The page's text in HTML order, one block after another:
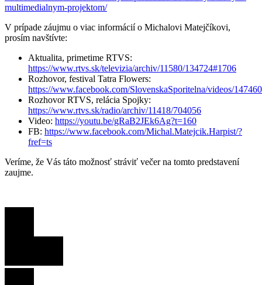
multimedialnym-projektom/
V prípade záujmu o viac informácií o Michalovi Matejčíkovi,
prosím navštívte:
Aktualita, primetime RTVS:
https://www.rtvs.sk/televizia/archiv/11580/134724#1706
Rozhovor, festival Tatra Flowers:
https://www.facebook.com/SlovenskaSporitelna/videos/
Rozhovor RTVS, relácia Spojky:
https://www.rtvs.sk/radio/archiv/11418/704056
Video: https://youtu.be/gRaB2JEk6Ag?t=160
FB: https://www.facebook.com/Michal.Matejcik.Harpist/?
fref=ts
Veríme, že Vás táto možnosť stráviť večer na tomto predstavení
zaujme.